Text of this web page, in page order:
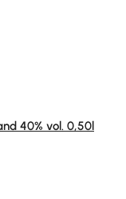
5 Sternen
40% vol. 0,50l